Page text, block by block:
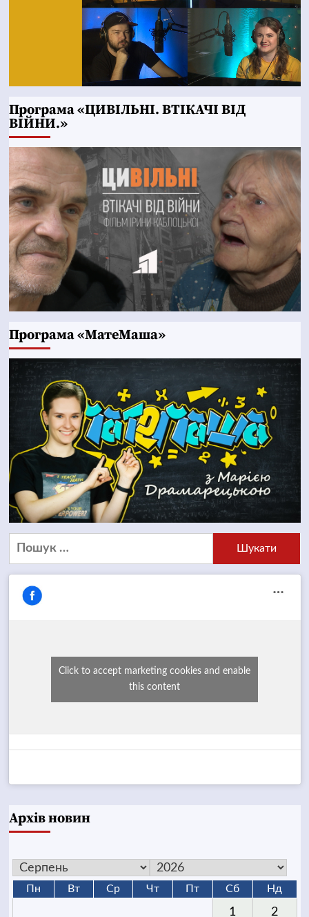
Програма «ЦИВІЛЬНІ. ВТІКАЧІ ВІД
ВІЙНИ.»
Програма «МатеМаша»
Пошук:
Click to accept marketing cookies and enable
this content
Архів новин
Пн Вт Ср Чт Пт Сб Нд
1 2